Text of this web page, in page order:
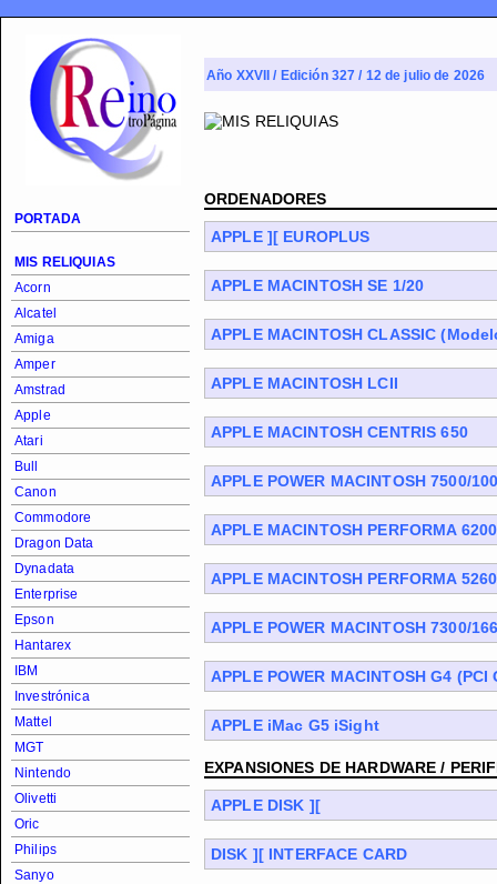
PORTADA
MIS RELIQUIAS
Acorn
Alcatel
Amiga
Amper
Amstrad
Apple
Atari
Bull
Canon
Commodore
Dragon Data
Dynadata
Enterprise
Epson
Hantarex
IBM
Investrónica
Mattel
MGT
Nintendo
Olivetti
Oric
Philips
Sanyo
Año XXVII / Edición 327 / 12 de julio de 2026
ORDENADORES
APPLE ][ EUROPLUS
APPLE MACINTOSH SE 1/20
APPLE MACINTOSH CLASSIC
APPLE MACINTOSH LCII
APPLE MACINTOSH CENTRIS 650
APPLE POWER MACINTOSH 7500/
APPLE MACINTOSH PERFORMA 6200
APPLE MACINTOSH PERFORMA
APPLE POWER MACINTOSH 7300/
APPLE POWER MACINTOSH G4 (PCI
APPLE iMac G5 iSight
EXPANSIONES DE HARDWARE /
APPLE DISK ][
DISK ][ INTERFACE CARD